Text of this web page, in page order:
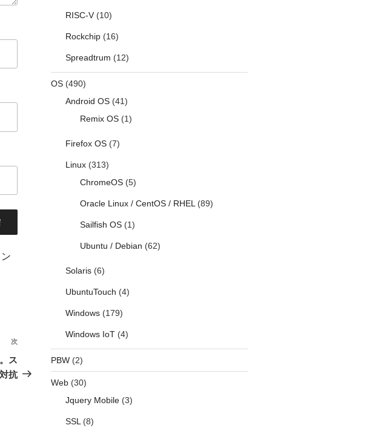
次
投
次
ス
抗
RISC-V(10)
Rockchip(16)
Spreadtrum (12)
OS(490)
Android OS(41)
Remix OS(1)
Firefox OS(7)
Linux(313)
ChromeOS(5)
Oracle Linux / CentOS / RHEL(89)
Sailfish OS(1)
Ubuntu / Debian (62)
Solaris(6)
UbuntuTouch (4)
Windows(179)
Windows IoT(4)
PBW(2)
Web(30)
Jquery Mobile(3)
SSL(8)